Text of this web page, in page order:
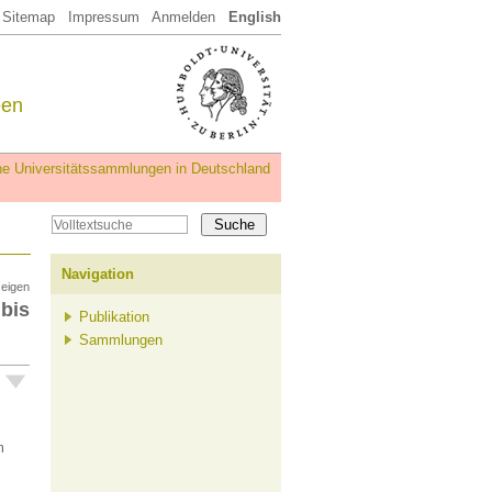
Sitemap Impressum Anmelden English
Universitätssammlungen in Deutschland
Navigation
Publikation
Sammlungen